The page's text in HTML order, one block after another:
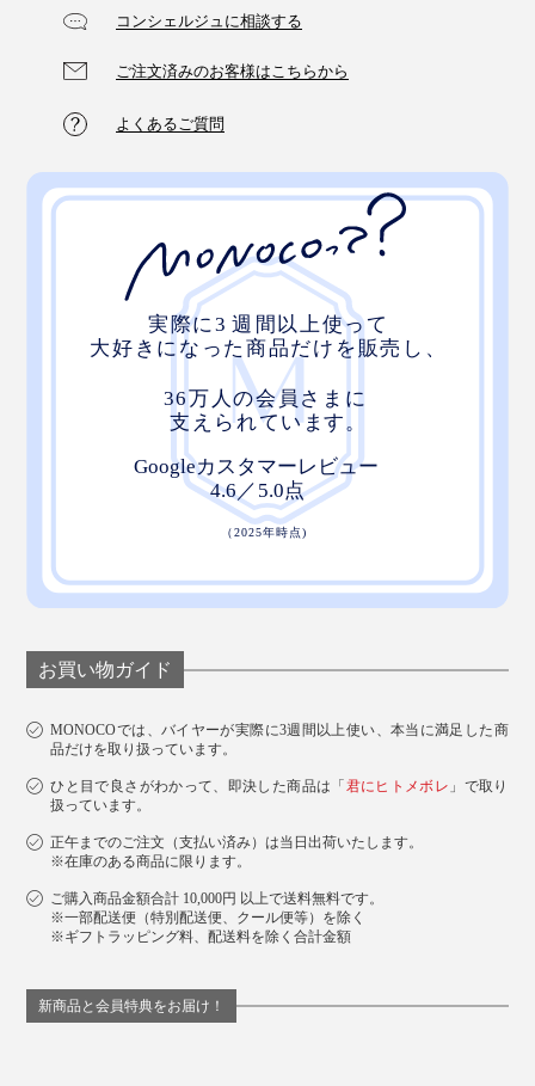
コンシェルジュに相談する
ご注文済みのお客様はこちらから
よくあるご質問
お買い物ガイド
MONOCOでは、バイヤーが実際に3週間以上使い、本当に満足した商
品だけを取り扱っています。
ひと目で良さがわかって、即決した商品は「君にヒトメボレ 」で取り
扱っています。
正午までのご注文（支払い済み）は当日出荷いたします。
※在庫のある商品に限ります。
ご購入商品金額合計 10,000円 以上で送料無料です。
※一部配送便（特別配送便、クール便等）を除く
※ギフトラッピング料、配送料を除く合計金額
新商品と会員特典をお届け！